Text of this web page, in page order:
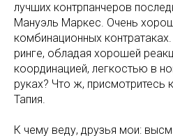
лучших контрпанчеров
Мануэль Маркес. Очень
комбинационных
ринге, обладая хорошей
координацией, легкостью в
руках? Что ж,
Тапия.
К чему веду, друзья мои: